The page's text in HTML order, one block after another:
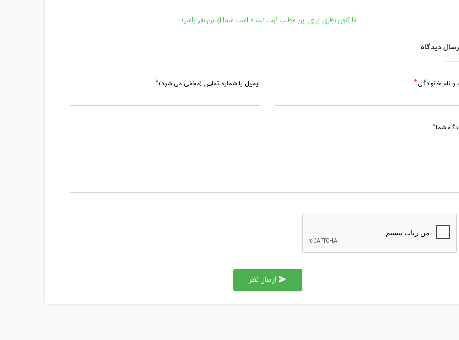
تا کنون نظری برای این مطلب ثبت نشده است.شما اولین نفر باشید.
دیدگاه
و نام خانوادگی ایمیل یا شماره تماس (مخفی می شود)
شما
send